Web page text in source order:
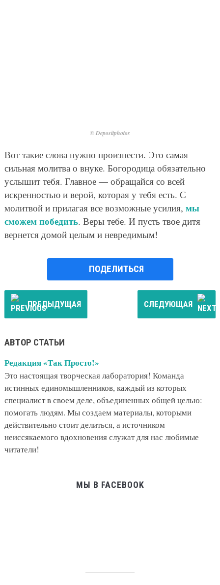
© Depositphotos
Вот такие слова нужно произнести. Это самая
сильная молитва о внуке. Богородица обязательно
услышит тебя. Главное — обращайся со всей
искренностью и верой, которая у тебя есть. С
молитвой и прилагая все возможные усилия, мы
сможем победить. Веры тебе. И пусть твое дитя
вернется домой целым и невредимым!
ПОДЕЛИТЬСЯ
ПРЕДЫДУЩАЯ СЛЕДУЮЩАЯ
АВТОР СТАТЬИ
Редакция «Так Просто!»
Это настоящая творческая лаборатория! Команда
истинных единомышленников, каждый из которых
специалист в своем деле, объединенных общей целью:
помогать людям. Мы создаем материалы, которыми
действительно стоит делиться, а источником
неиссякаемого вдохновения служат для нас любимые
читатели!
МЫ В FACEBOOK